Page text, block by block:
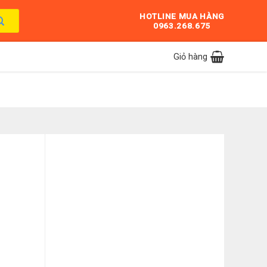
HOTLINE MUA HÀNG
0963.268.675
Giỏ hàng